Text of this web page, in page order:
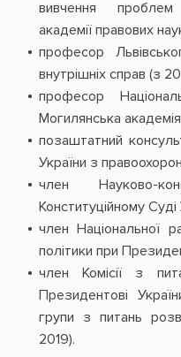
вивчення проблем
академії правових
професор
внутрішніх справ (з
професор
Могилянська
позаштатний
України з
член Науково-
Конституційному Суді
член Національної
політики при
член Комісії з
Президентові
групи з питань
2019).